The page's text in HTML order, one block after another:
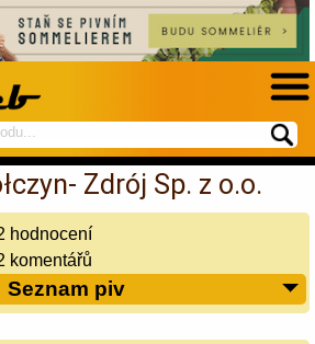
Zdrój Sp. z o.o.
hodnocení
komentářů
Seznam piv